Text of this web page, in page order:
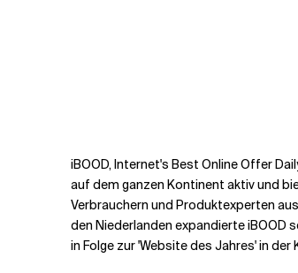
iBOOD, Internet's Best Online Offer
auf dem ganzen Kontinent aktiv und
Verbrauchern und Produktexperten
den Niederlanden expandierte iBOOD
in Folge zur 'Website des Jahres' in